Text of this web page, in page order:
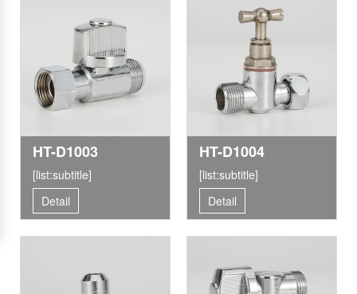
HT-D1003
[list:subtitle]
Detail
HT-D1004
[list:subtitle]
Detail